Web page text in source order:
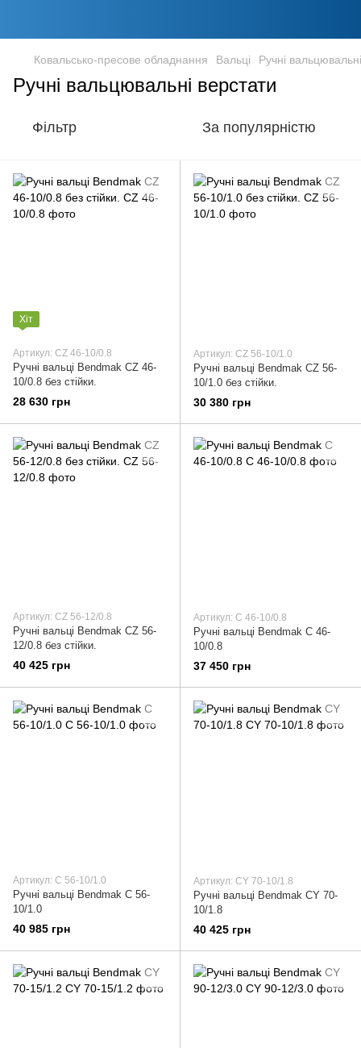
Ковальсько-пресове обладнання Вальці Ручні
Ручні вальцювальні верстати
Фільтр За популярністю
Хіт
Артикул: CZ 46-10/0.8
Ручні вальці Bendmak CZ 46-
10/0.8 без стійки.
28 630 грн
Артикул: CZ 56-10/1.0
Ручні вальці Bendmak CZ 56-
10/1.0 без стійки.
30 380 грн
Артикул: CZ 56-12/0.8
Ручні вальці Bendmak CZ 56-
12/0.8 без стійки.
40 425 грн
Артикул: C 46-10/0.8
Ручні вальці Bendmak C 46-
10/0.8
37 450 грн
Артикул: C 56-10/1.0
Ручні вальці Bendmak C 56-
10/1.0
40 985 грн
Артикул: CY 70-10/1.8
Ручні вальці Bendmak CY 70-
10/1.8
40 425 грн